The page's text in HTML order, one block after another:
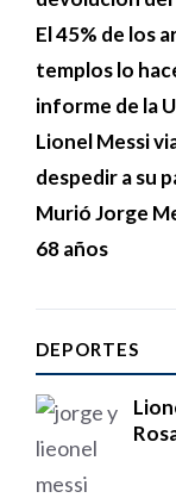
El 45% de los
templos lo
informe de la
Lionel Messi
despedir a su
Murió Jorge
68 años
DEPORTES